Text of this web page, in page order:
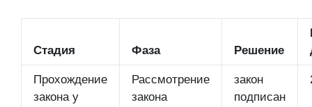
Стадия Фаза Решение
Прохождение
закона у
Рассмотрение
закона
закон
подписан